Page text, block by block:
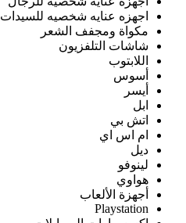
اجهزه عنايه شخصيه للسيدات
مكواة ومجفف الشعر
شاشات التلفزيون
اللابتوب
أسوس
أيسر
ابل
اتش بي
ام اس اي
ديل
لينوفو
هواوي
أجهزة الألعاب
Playstation